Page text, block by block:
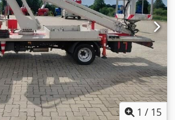
1 / 15